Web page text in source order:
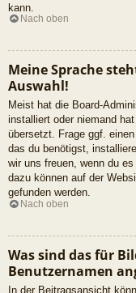
kann.
Nach oben
Meine Sprache
Auswahl!
Meist hat die Board-
installiert oder niemand
übersetzt. Frage ggf.
das du benötigst,
wir uns freuen, wenn du
dazu können auf der
gefunden werden.
Nach oben
Was sind das für
Benutzernamen
In der Beitragsansicht